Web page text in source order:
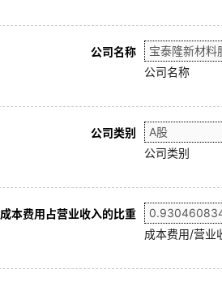
公司名称
公司名称
公司类别
公司类别
成本费用占营业收入的比重
成本费用/营业